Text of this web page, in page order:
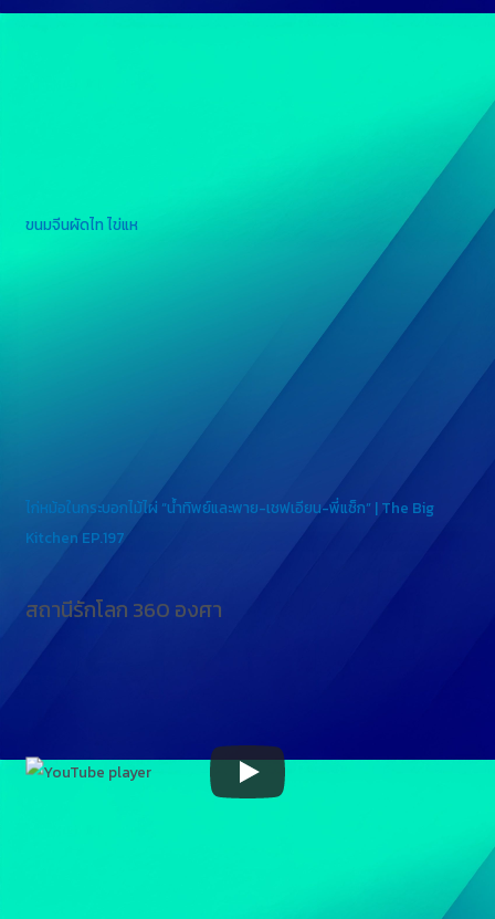
ขนมจีนผัดไท ไข่แห
ไก่หม้อในกระบอกไม้ไผ่ “น้ำทิพย์และพาย-เชฟเอียน-พี่แซ็ก” | The Big
Kitchen EP.197
สถานีรักโลก 360 องศา